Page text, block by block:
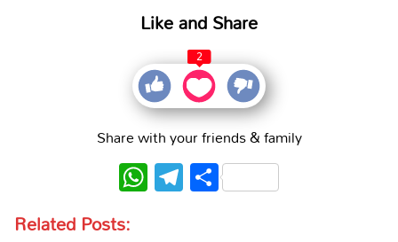
Like and Share
2
Share with your friends & family
WhatsApp
Telegram
Share
Related Posts: